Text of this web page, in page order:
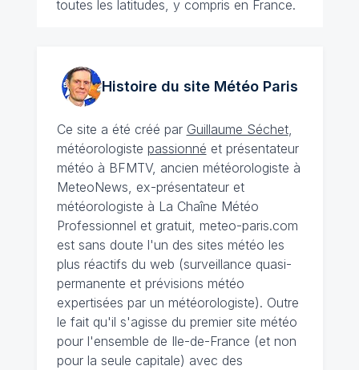
toutes les latitudes, y compris en France.
Histoire du site MétéoParis
Ce site a été créé par Guillaume Séchet,
météorologiste passionné et présentateur
météo à BFMTV, ancien météorologiste à
MeteoNews, ex-présentateur et
météorologiste à La Chaîne Météo
Professionnel et gratuit, meteo-paris.com
est sans doute l'un des sites météo les
plus réactifs du web (surveillance quasi-
permanente et prévisions météo
expertisées par un météorologiste). Outre
le fait qu'il s'agisse du premier site météo
pour l'ensemble de Ile-de-France (et non
pour la seule capitale) avec des